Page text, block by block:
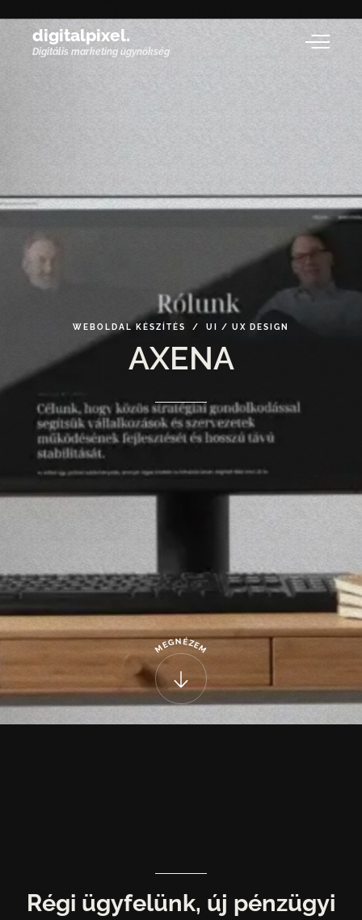
digitalpixel.
Digitális marketing ügynökség
WEBOLDAL KÉSZÍTÉS / UI / UX DESIGN
AXENA
MEGNÉZEM
Régi ügyfelünk, új pénzügyi